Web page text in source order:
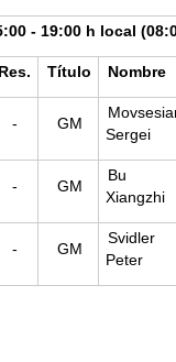
- 19:00 h local
Res. Título Nombre
- GM
Sergei
- GM
Bu
Xiangzhi
- GM
Svidler
Peter